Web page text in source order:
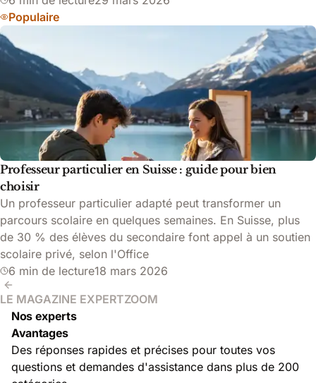
Populaire
Professeur particulier en Suisse : guide pour bien
choisir
Un professeur particulier adapté peut transformer un
parcours scolaire en quelques semaines. En Suisse, plus
de 30 % des élèves du secondaire font appel à un soutien
scolaire privé, selon l'Office
6 min de lecture18 mars 2026
LE MAGAZINE EXPERTZOOM
Nos experts
Avantages
Des réponses rapides et précises pour toutes vos
questions et demandes d'assistance dans plus de 200